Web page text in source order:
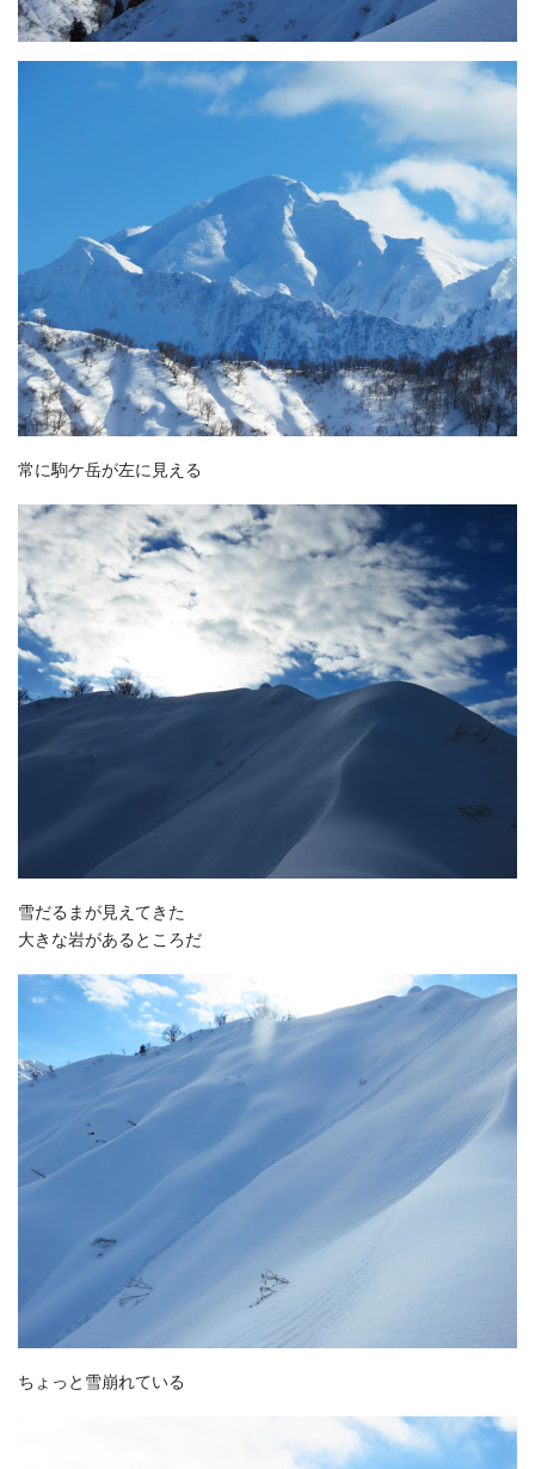
常に駒ケ岳が左に見える
雪だるまが見えてきた
大きな岩があるところだ
ちょっと雪崩れている